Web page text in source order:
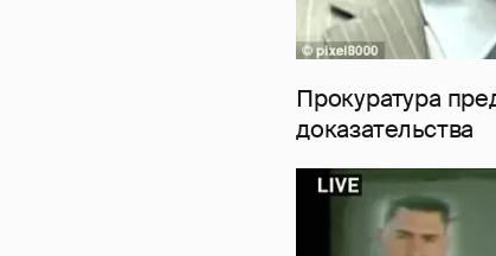
Прокуратура
доказательства